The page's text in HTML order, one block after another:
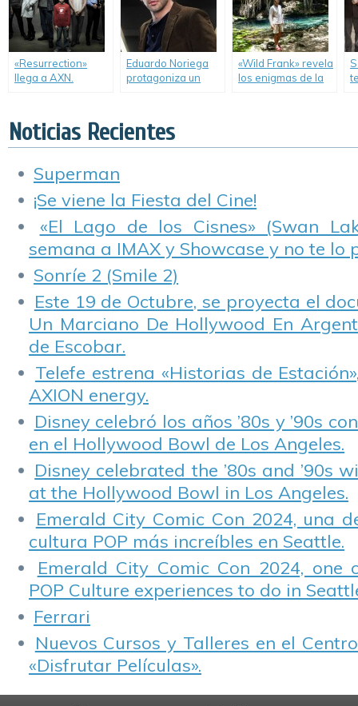
«Resurrection»
llega a AXN.
Eduardo Noriega
protagoniza un
«Wild Frank» revela
los enigmas de la
Noticias Recientes
Superman
¡Se viene la Fiesta del Cine!
«El Lago de los Cisnes» (Swan
semana a IMAX y Showcase y no te lo
Sonríe 2 (Smile 2)
Este 19 de Octubre, se proyecta el
Un Marciano De Hollywood En
de Escobar.
Telefe estrena «Historias de
AXION energy.
Disney celebró los años ’80s y ’90s
en el Hollywood Bowl de Los Angeles.
Disney celebrated the ’80s and ’90s
at the Hollywood Bowl in Los Angeles.
Emerald City Comic Con 2024, una
cultura POP más increíbles en Seattle.
Emerald City Comic Con 2024,
POP Culture experiences to do in
Ferrari
Nuevos Cursos y Talleres en el
«Disfrutar Películas».